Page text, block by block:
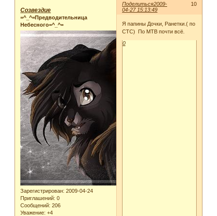
Поделиться 10
2009-
04-27 15:13:49
Созвездие
=^_^=Предводительница
Небесного=^_^=
Зарегистрирован: 2009-04-24
Приглашений: 0
Сообщений: 206
Уважение: +4
Я папины Дочки, Ранетки.( по
СТС) По МТВ почти всё.
0